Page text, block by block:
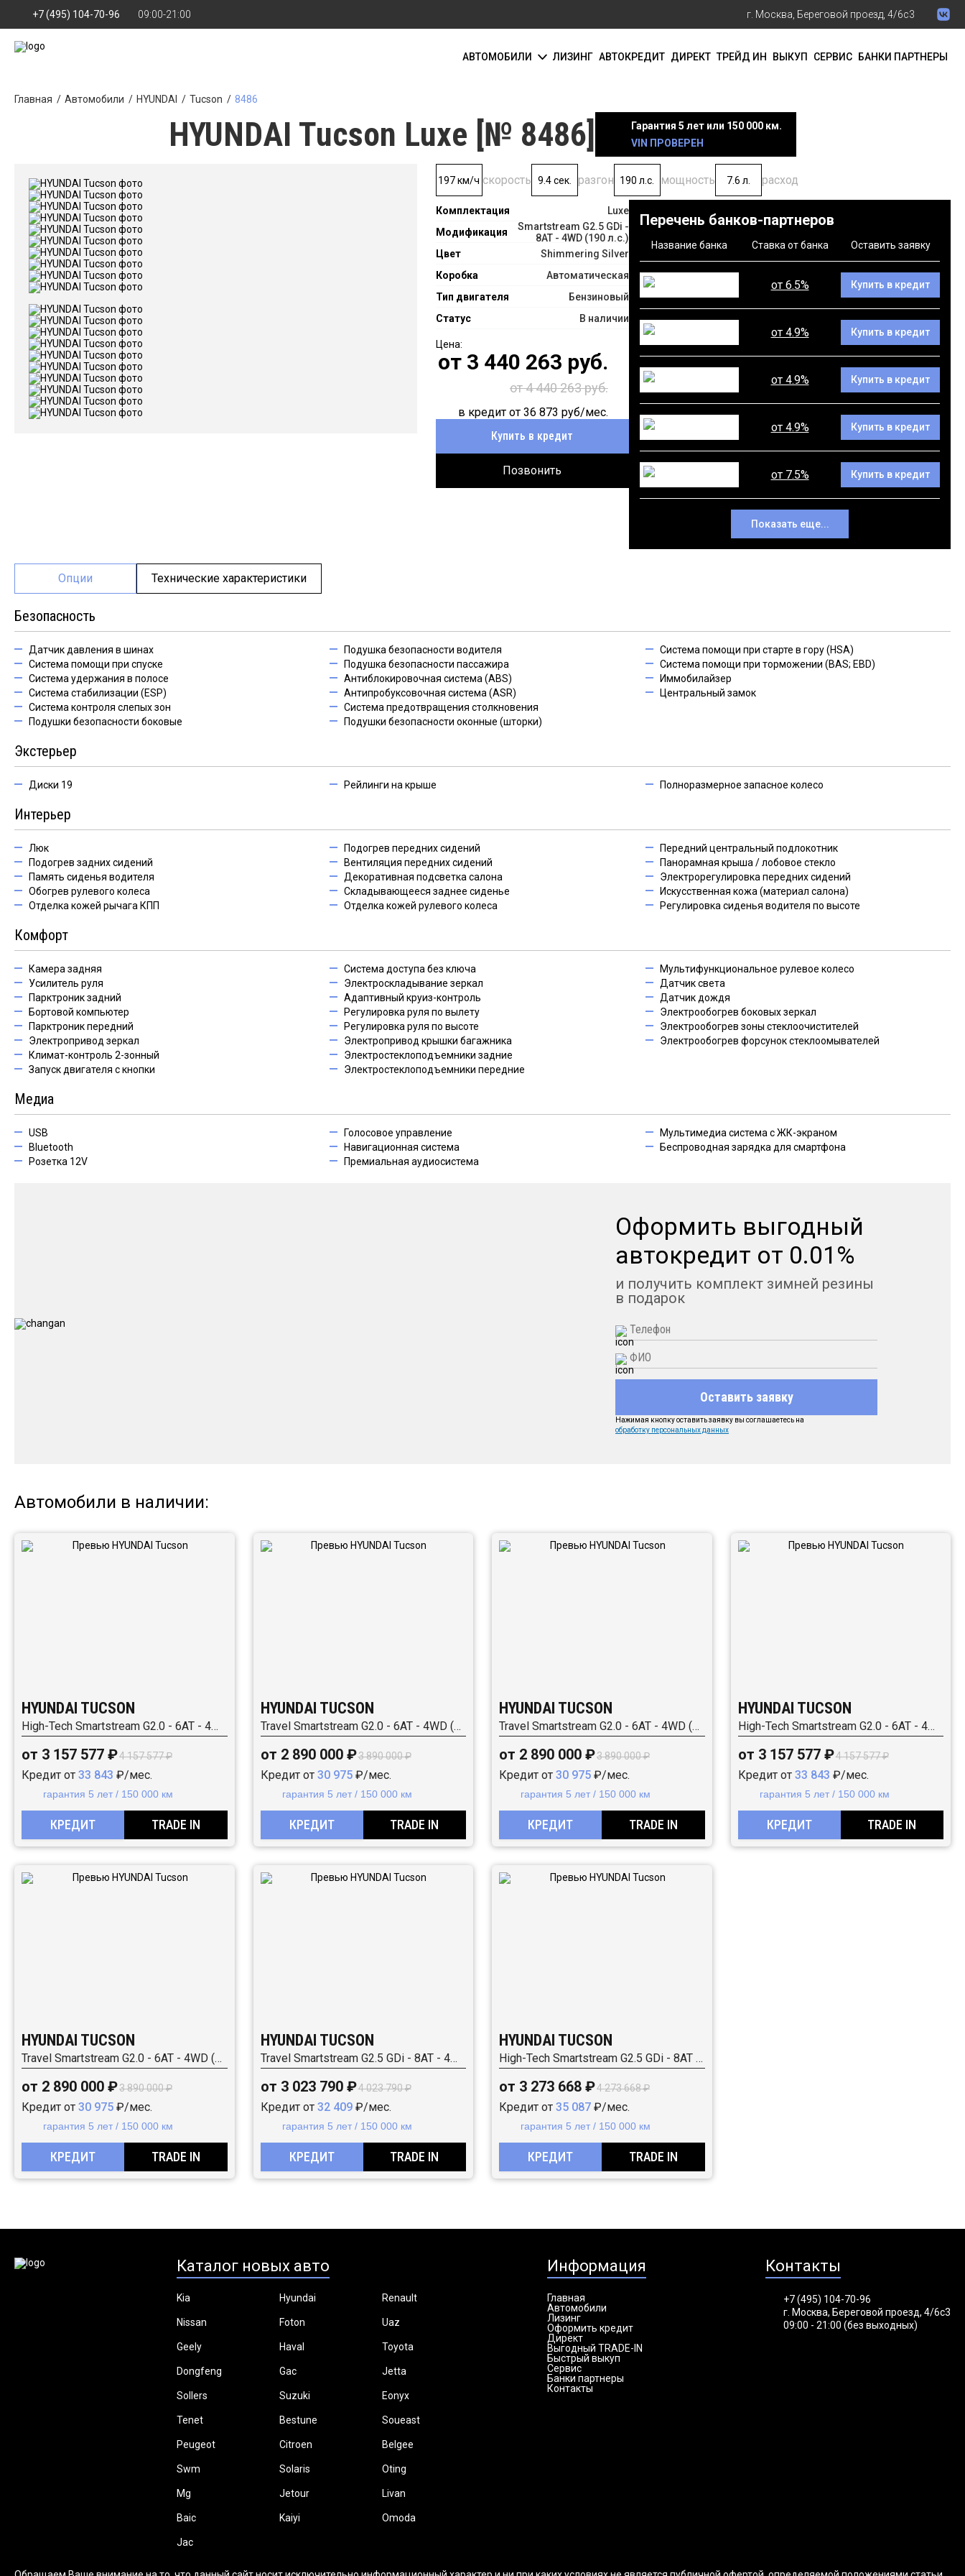
+7 (495) 104-70-96 09:00-21:00 г. Москва, Береговой проезд, 4/6с3
АВТОМОБИЛИ ЛИЗИНГ АВТОКРЕДИТ ДИРЕКТ ТРЕЙД ИН ВЫКУП СЕРВИС БАНКИ ПАРТНЕРЫ
Главная Автомобили HYUNDAI Tucson 8486
HYUNDAI Tucson Luxe [№ 8486]
Гарантия 5 лет или 150 000 км.
VIN ПРОВЕРЕН
Комплектация
Luxe
Модификация
Smartstream G2.5 GDi -
8AT - 4WD (190 л.с.)
Цвет
Shimmering Silver
Коробка
Автоматическая
Тип двигателя
Бензиновый
Статус
В наличии
197 км/ч скорость 9.4 сек. разгон 190 л.с. мощность 7.6 л. расход
от 3 440 263 руб.
от 4 440 263 руб.
в кредит от 36 873 руб/мес.
Купить в кредит
Позвонить
Перечень банков-партнеров
Название банка Ставка от банка Оставить заявку
от 6.5% Купить в кредит
от 4.9% Купить в кредит
от 4.9% Купить в кредит
от 4.9% Купить в кредит
от 7.5% Купить в кредит
Показать еще...
Опции Технические характеристики
Безопасность
Датчик давления в шинах
Система помощи при спуске
Система удержания в полосе
Система стабилизации (ESP)
Система контроля слепых зон
Подушки безопасности боковые
Подушка безопасности водителя
Подушка безопасности пассажира
Антиблокировочная система (ABS)
Антипробуксовочная система (ASR)
Система предотвращения столкновения
Подушки безопасности оконные (шторки)
Система помощи при старте в гору (HSA)
Система помощи при торможении (BAS; EBD)
Иммобилайзер
Центральный замок
Экстерьер
Диски 19 Рейлинги на крыше Полноразмерное запасное колесо
Интерьер
Люк
Подогрев задних сидений
Память сиденья водителя
Обогрев рулевого колеса
Отделка кожей рычага КПП
Подогрев передних сидений
Вентиляция передних сидений
Декоративная подсветка салона
Складывающееся заднее сиденье
Отделка кожей рулевого колеса
Передний центральный подлокотник
Панорамная крыша / лобовое стекло
Электрорегулировка передних сидений
Искусственная кожа (материал салона)
Регулировка сиденья водителя по высоте
Комфорт
Камера задняя
Усилитель руля
Парктроник задний
Бортовой компьютер
Парктроник передний
Электропривод зеркал
Климат-контроль 2-зонный
Запуск двигателя с кнопки
Система доступа без ключа
Электроскладывание зеркал
Адаптивный круиз-контроль
Регулировка руля по вылету
Регулировка руля по высоте
Электропривод крышки багажника
Электростеклоподъемники задние
Электростеклоподъемники передние
Мультифункциональное рулевое колесо
Датчик света
Датчик дождя
Электрообогрев боковых зеркал
Электрообогрев зоны стеклоочистителей
Электрообогрев форсунок стеклоомывателей
Медиа
USB
Bluetooth
Розетка 12V
Голосовое управление
Навигационная система
Премиальная аудиосистема
Мультимедиа система с ЖК-экраном
Беспроводная зарядка для смартфона
Оформить выгодный
автокредит от 0.01%
и получить комплект зимней резины
в подарок
Оставить заявку
Нажимая кнопку оставить заявку вы соглашаетесь на
обработку персональных данных
Автомобили в наличии:
HYUNDAI TUCSON
High-Tech Smartstream G2.0 - 6AT - 4WD (149 л.с.)
от 3 157 577 ₽4 157 577 ₽
Кредит от 33 843 ₽/мес.
гарантия 5 лет / 150 000 км
КРЕДИТ TRADE IN
HYUNDAI TUCSON
Travel Smartstream G2.0 - 6AT - 4WD (149 л.с.)
от 2 890 000 ₽3 890 000 ₽
Кредит от 30 975₽/мес.
гарантия 5 лет / 150 000 км
КРЕДИТ TRADE IN
HYUNDAI TUCSON
Travel Smartstream G2.0 - 6AT - 4WD (149 л.с.)
от 2 890 000 ₽3 890 000 ₽
Кредит от 30 975 ₽/мес.
гарантия 5 лет / 150 000 км
КРЕДИТ TRADE IN
HYUNDAI TUCSON
High-Tech Smartstream G2.0 - 6AT - 4WD (149 л.с.)
от 3 157 577 ₽4 157 577 ₽
Кредит от 33 843 ₽/мес.
гарантия 5 лет / 150 000 км
КРЕДИТ TRADE IN
HYUNDAI TUCSON
Travel Smartstream G2.0 - 6AT - 4WD (149 л.с.)
от 2 890 000 ₽3 890 000 ₽
Кредит от 30 975 ₽/мес.
гарантия 5 лет / 150 000 км
КРЕДИТ TRADE IN
HYUNDAI TUCSON
Travel Smartstream G2.5 GDi - 8AT - 4WD (190 л.с.)
от 3 023 790 ₽4 023 790 ₽
Кредит от 32 409₽/мес.
гарантия 5 лет / 150 000 км
КРЕДИТ TRADE IN
HYUNDAI TUCSON
High-Tech Smartstream G2.5 GDi - 8AT - 4WD (190 л.с.)
от 3 273 668 ₽4 273 668 ₽
Кредит от 35 087 ₽/мес.
гарантия 5 лет / 150 000 км
КРЕДИТ TRADE IN
Каталог новых авто
Kia Hyundai Renault
Nissan Foton Uaz
Geely Haval Toyota
Dongfeng Gac Jetta
Sollers Suzuki Eonyx
Tenet Bestune Soueast
Peugeot Citroen Belgee
Swm Solaris Oting
Mg Jetour Livan
Baic Kaiyi Omoda
Jac
Информация
Главная
Автомобили
Лизинг
Оформить кредит
Директ
Выгодный TRADE-IN
Быстрый выкуп
Сервис
Банки партнеры
Контакты
Контакты
+7 (495) 104-70-96
г. Москва, Береговой проезд, 4/6с3
09:00 - 21:00 (без выходных)